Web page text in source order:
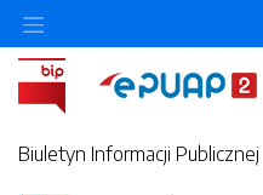
Biuletyn Informacji Publicznej